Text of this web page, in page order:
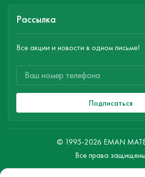
Рассылка
Все акции и новости в одном письме!
Подписаться
© 1995-2026 EMAN
Все права защищены